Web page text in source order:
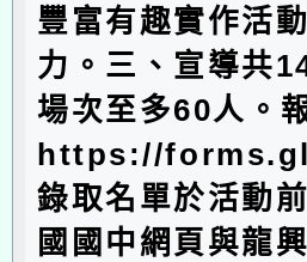
豐富有趣實作活
力。三、宣導共
場次至多60人。
https://
錄取名單於活動
國國中網頁與龍